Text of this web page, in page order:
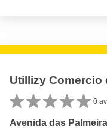
Utillizy Comercio
0
Avenida das